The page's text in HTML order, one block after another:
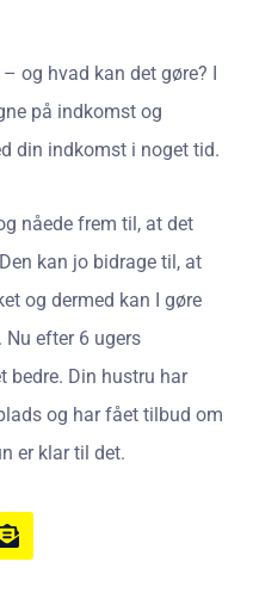
og hvad kan det gøre? I
på indkomst og
din indkomst i noget tid.
nåede frem til, at det
kan jo bidrage til, at
og dermed kan I gøre
efter 6 ugers
bedre. Din hustru har
og har fået tilbud om
er klar til det.